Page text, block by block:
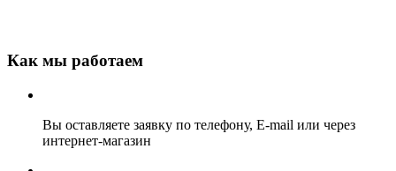
Как мы работаем
Вы оставляете заявку по телефону, E-mail или через
интернет-магазин